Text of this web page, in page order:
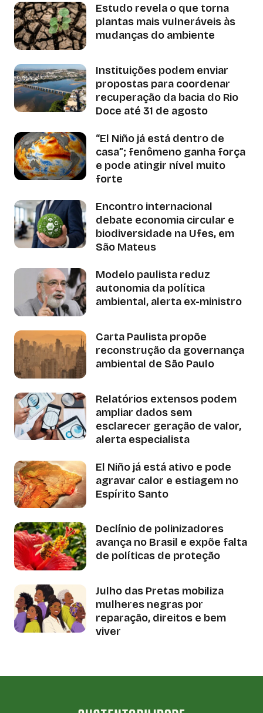
Estudo revela o que torna
plantas mais vulneráveis às
mudanças do ambiente
Instituições podem enviar
propostas para coordenar
recuperação da bacia do Rio
Doce até 31 de agosto
“El Niño já está dentro de
casa”; fenômeno ganha força
e pode atingir nível muito
forte
Encontro internacional
debate economia circular e
biodiversidade na Ufes, em
São Mateus
Modelo paulista reduz
autonomia da política
ambiental, alerta ex-ministro
Carta Paulista propõe
reconstrução da governança
ambiental de São Paulo
Relatórios extensos podem
ampliar dados sem
esclarecer geração de valor,
alerta especialista
El Niño já está ativo e pode
agravar calor e estiagem no
Espírito Santo
Declínio de polinizadores
avança no Brasil e expõe falta
de políticas de proteção
Julho das Pretas mobiliza
mulheres negras por
reparação, direitos e bem
viver